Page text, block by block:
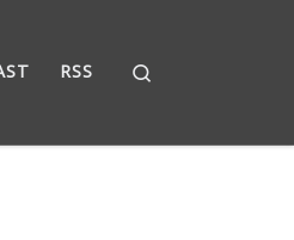
RSS